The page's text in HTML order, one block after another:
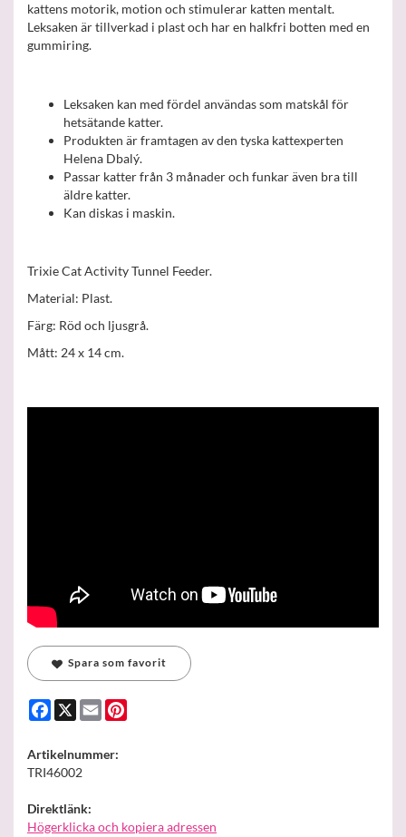
kattens motorik, motion och stimulerar katten mentalt.
Leksaken är tillverkad i plast och har en halkfri botten med en
gummiring.
Leksaken kan med fördel användas som matskål för
hetsätande katter.
Produkten är framtagen av den tyska kattexperten
Helena Dbalý.
Passar katter från 3 månader och funkar även bra till
äldre katter.
Kan diskas i maskin.
Trixie Cat Activity Tunnel Feeder.
Material: Plast.
Färg: Röd och ljusgrå.
Mått: 24 x 14 cm.
Spara som favorit
Facebook
X Email
Artikelnummer:
TRI46002
Direktlänk:
Högerklicka och kopiera adressen